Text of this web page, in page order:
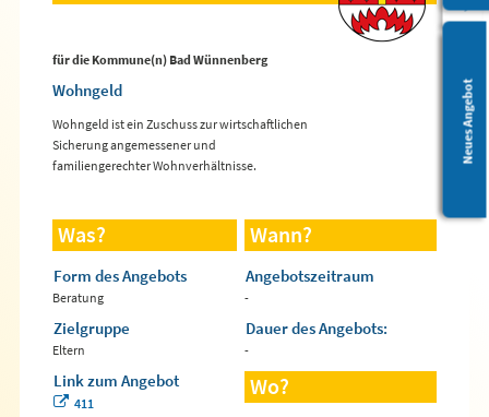
Leichte Sprache
Neues Angebot
für die Kommune(n) Bad Wünnenberg
Wohngeld
Wohngeld ist ein Zuschuss zur wirtschaftlichen
Sicherung angemessener und
familiengerechter Wohnverhältnisse.
Was?
Form des Angebots
Beratung
Zielgruppe
Eltern
Link zum Angebot
411
Wann?
Angebotszeitraum
-
Dauer des Angebots:
-
Wo?